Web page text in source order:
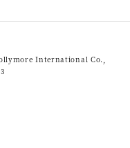
International Co.,